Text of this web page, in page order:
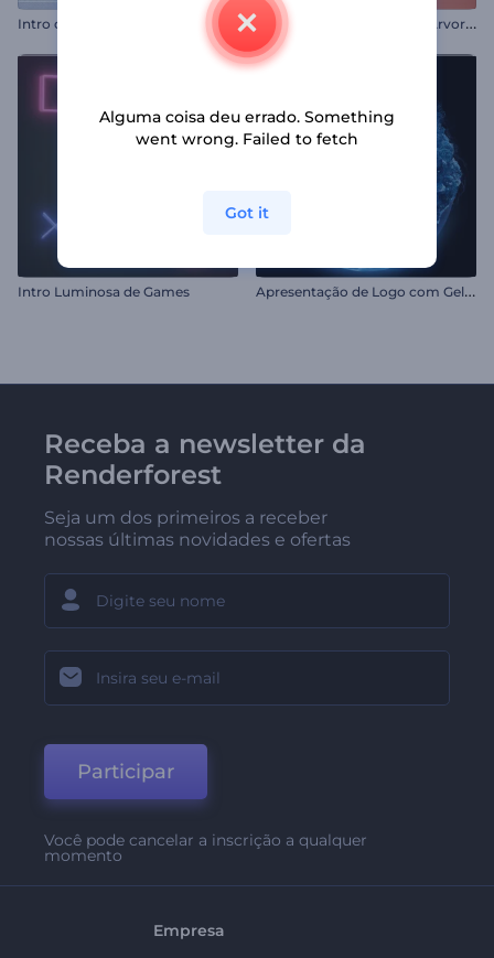
Intro de Círculo 3D em Camadas A
bertura com Enfeites de Árvore de Natal
Intro Luminosa de Games A
presentação de Logo com Gelo Derretendo
Receba a newsletter da
Renderforest
Seja um dos primeiros a receber
nossas últimas novidades e ofertas
Participar
Você pode cancelar a inscrição a qualquer
momento
Empresa
Alguma coisa deu errado. Something
went wrong. Failed to fetch
Got it